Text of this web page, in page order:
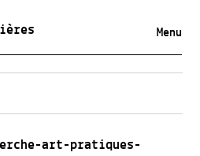
Menu
art-pratiques-